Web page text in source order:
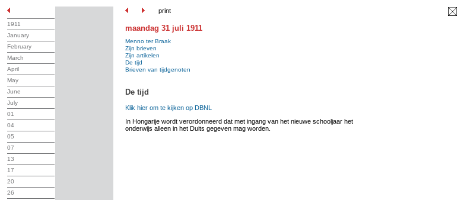
print
1911
January
February
March
April
May
June
July
01
04
05
07
13
17
20
26
maandag 31 juli 1911
Menno ter Braak
Zijn brieven
Zijn artikelen
De tijd
Brieven van tijdgenoten
De tijd
Klik hier om te kijken op DBNL
In Hongarije wordt verordonneerd dat met ingang van het nieuwe schooljaar het
onderwijs alleen in het Duits gegeven mag worden.